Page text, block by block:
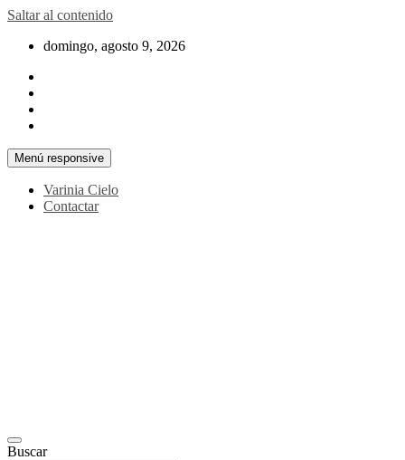
Saltar al contenido
domingo, agosto 9, 2026
Menú responsive
Varinia Cielo
Contactar
Buscar